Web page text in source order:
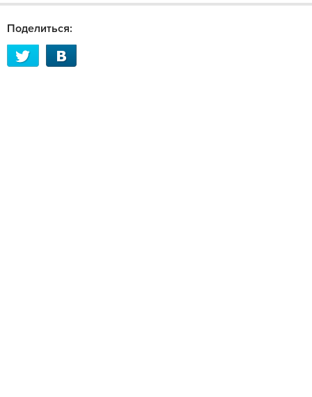
Поделиться: